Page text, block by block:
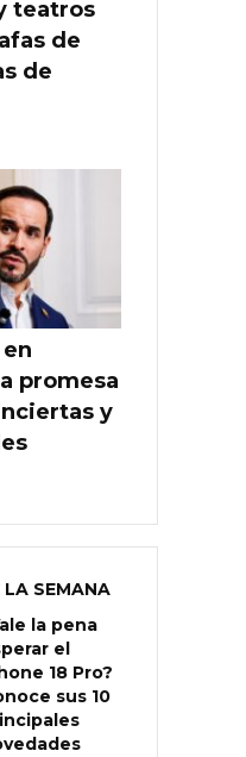
teatros
de
de
promesa
y
SEMANA
la pena
el
18 Pro?
sus 10